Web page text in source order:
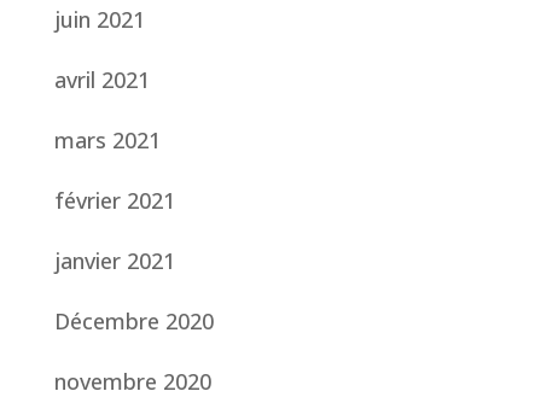
juin 2021
avril 2021
mars 2021
février 2021
janvier 2021
Décembre 2020
novembre 2020